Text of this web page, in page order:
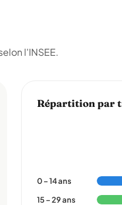
l'INSEE.
Répartition par
0 – 14 ans
15 – 29 ans